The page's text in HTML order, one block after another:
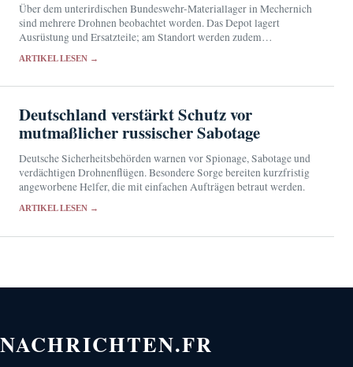
Über dem unterirdischen Bundeswehr-Materiallager in Mechernich
sind mehrere Drohnen beobachtet worden. Das Depot lagert
Ausrüstung und Ersatzteile; am Standort werden zudem
ARTIKEL LESEN →
Deutschland verstärkt Schutz vor
mutmaßlicher russischer Sabotage
Deutsche Sicherheitsbehörden warnen vor Spionage, Sabotage und
verdächtigen Drohnenflügen. Besondere Sorge bereiten kurzfristig
angeworbene Helfer, die mit einfachen Aufträgen betraut werden.
ARTIKEL LESEN →
NACHRICHTEN.FR